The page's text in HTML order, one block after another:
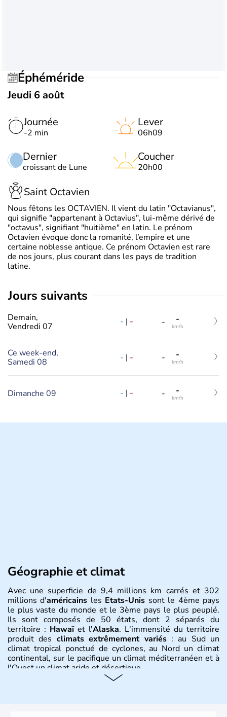
Éphéméride
Jeudi 6 août
Journée
-2 min
Dernier
croissant de Lune
Lever
06h09
Coucher
20h00
Saint Octavien
Nous fêtons les OCTAVIEN. Il vient du latin "Octavianus",
qui signifie "appartenant à Octavius", lui-même dérivé de
"octavus", signifiant "huitième" en latin. Le prénom
Octavien évoque donc la romanité, l’empire et une
certaine noblesse antique. Ce prénom Octavien est rare
de nos jours, plus courant dans les pays de tradition
latine.
jours suivants
Demain,
Vendredi 07
- | - - -
km/h
Ce week-end,
Samedi 08
- | - - -
km/h
Dimanche 09 - | - - -
km/h
Géographie et climat
Avec une superficie de 9,4 millions km carrés et 302
millions d'américains les Etats-Unis sont le 4ème pays
le plus vaste du monde et le 3ème pays le plus peuplé.
Ils sont composés de 50 états, dont 2 séparés du
territoire : Hawaïet l'Alaska. L'immensité du territoire
produit des climats extrêmement variés: au Sud un
climat tropical ponctué de cyclones, au Nord un climat
continental, sur le pacifique un climat méditerranéen et à
l'Ouest un climat aride et désertique.